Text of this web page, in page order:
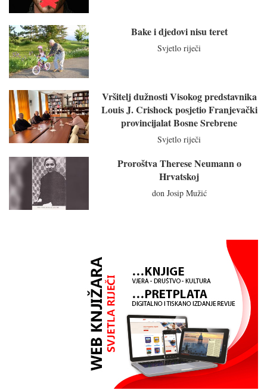
Bake i djedovi nisu teret
Svjetlo riječi
Vršitelj dužnosti Visokog predstavnika
Louis J. Crishock posjetio Franjevački
provincijalat Bosne Srebrene
Svjetlo riječi
Proroštva Therese Neumann o
Hrvatskoj
don Josip Mužić